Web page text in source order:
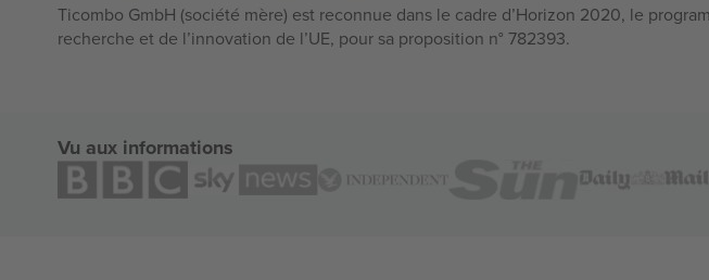
Ticombo GmbH (société mère) est reconnue dans le cadre d’Horizon 2020, le
recherche et de l’innovation de l’UE, pour sa proposition n° 782393.
Vu aux informations